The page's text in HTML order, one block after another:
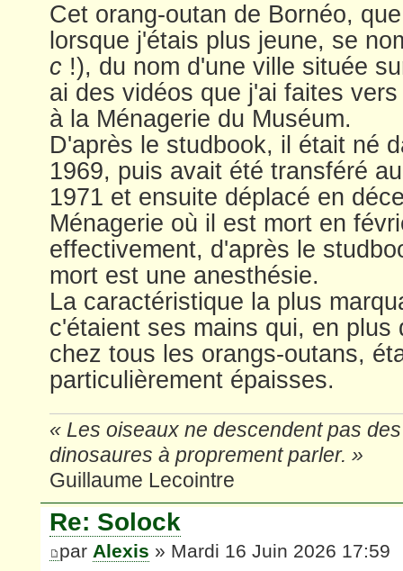
Cet orang-outan de Bornéo,
lorsque j'étais plus jeune, se
c !), du nom d'une ville située
ai des vidéos que j'ai faites
à la Ménagerie du Muséum.
D'après le studbook, il était né
1969, puis avait été transféré
1971 et ensuite déplacé en
Ménagerie où il est mort en
effectivement, d'après le
mort est une anesthésie.
La caractéristique la plus
c'étaient ses mains qui, en plus
chez tous les orangs-outans,
particulièrement épaisses.
« Les oiseaux ne descendent pas
dinosaures à proprement parler. »
Guillaume Lecointre
Re: Solock
par Alexis » Mardi 16 Juin 2026 17:59